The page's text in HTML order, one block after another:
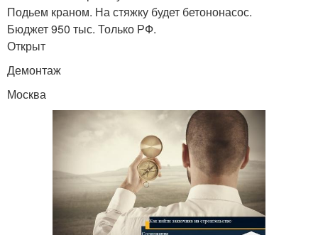
Подьем краном. На стяжку будет бетононасос.
Бюджет 950 тыс. Только РФ.
Открыт
Демонтаж
Москва